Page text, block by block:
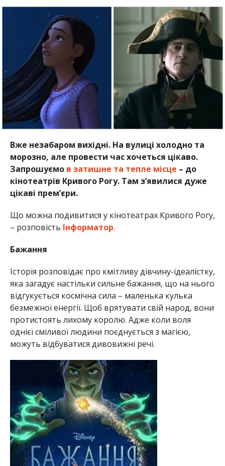
Вже незабаром вихідні. На вулиці холодно та
морозно, але провести час хочеться цікаво.
Запрошуємов затишне та тепле місце – до
кінотеатрів Кривого Рогу. Там з’явилися дуже
цікаві прем’єри.
Що можна подивитися у кінотеатрах Кривого Рогу,
– розповість Інформатор.
Бажання
Історія розповідає про кмітливу дівчину-ідеалістку,
яка загадує настільки сильне бажання, що на нього
відгукується космічна сила – маленька кулька
безмежної енергії. Щоб врятувати свій народ, вони
протистоять лихому королю. Адже коли воля
однієї сміливої людини поєднується з магією,
можуть відбуватися дивовижні речі.